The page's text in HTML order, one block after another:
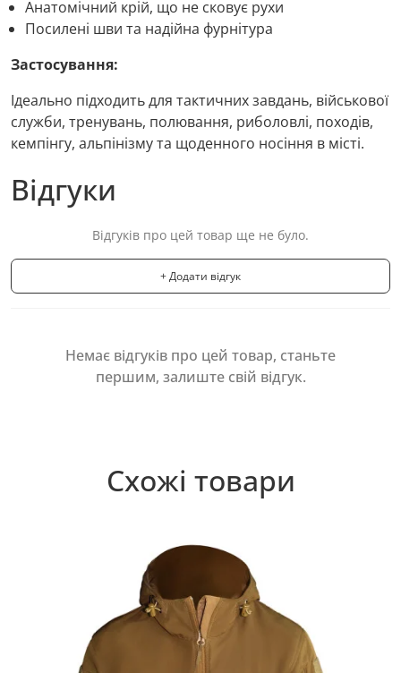
Анатомічний крій, що не сковує рухи
Посилені шви та надійна фурнітура
Застосування:
Ідеально підходить для тактичних завдань, військової
служби, тренувань, полювання, риболовлі, походів,
кемпінгу, альпінізму та щоденного носіння в місті.
Відгуки
Відгуків про цей товар ще не було.
+ Додати відгук
Немає відгуків про цей товар, станьте
першим, залиште свій відгук.
Схожі товари